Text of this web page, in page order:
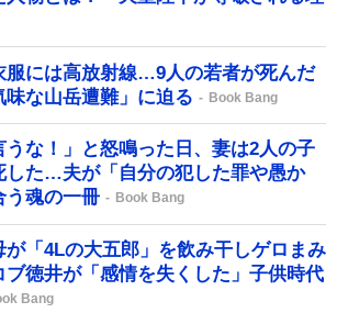
服には高放射線…9人の若者が死んだ
味な山岳遭難」に迫る
Book Bang
うな！」と怒鳴った日、妻は2人の子
した…夫が「自分の犯した罪や愚か
う魂の一冊
Book Bang
が「4Lの大五郎」を飲み干しゲロまみ
徳井が「感情を失くした」子供時代
Bang